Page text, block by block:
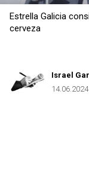
Estrella Galicia
cerveza
Israel